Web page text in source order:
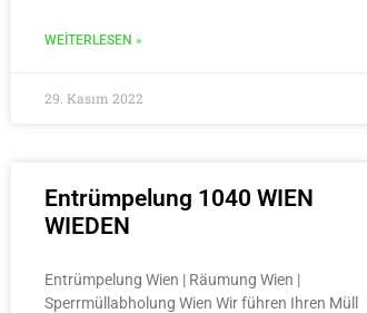
WEITERLESEN »
29. Kasım 2022
Entrümpelung 1040 WIEN
WIEDEN
Entrümpelung Wien | Räumung Wien |
Sperrmüllabholung Wien Wir führen Ihren Müll